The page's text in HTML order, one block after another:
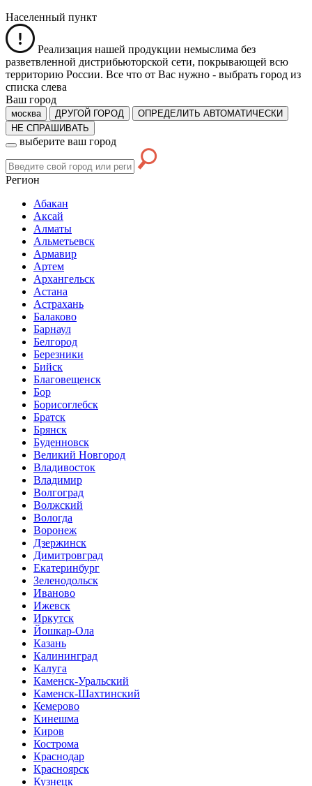
Населенный пункт
Реализация нашей продукции немыслима без
разветвленной дистрибьюторской сети, покрывающей всю
территорию России. Все что от Вас нужно - выбрать город из
списка слева
Ваш город
москва ДРУГОЙ ГОРОД
ОПРЕДЕЛИТЬ АВТОМАТИЧЕСКИ
НЕ СПРАШИВАТЬ
выберите ваш город
Регион
Абакан
Аксай
Алматы
Альметьевск
Армавир
Артем
Архангельск
Астана
Астрахань
Балаково
Барнаул
Белгород
Березники
Бийск
Благовещенск
Бор
Борисоглебск
Братск
Брянск
Буденновск
Великий Новгород
Владивосток
Владимир
Волгоград
Волжский
Вологда
Воронеж
Дзержинск
Димитровград
Екатеринбург
Зеленодольск
Иваново
Ижевск
Иркутск
Йошкар-Ола
Казань
Калининград
Калуга
Каменск-Уральский
Каменск-Шахтинский
Кемерово
Кинешма
Киров
Кострома
Краснодар
Красноярск
Кузнецк